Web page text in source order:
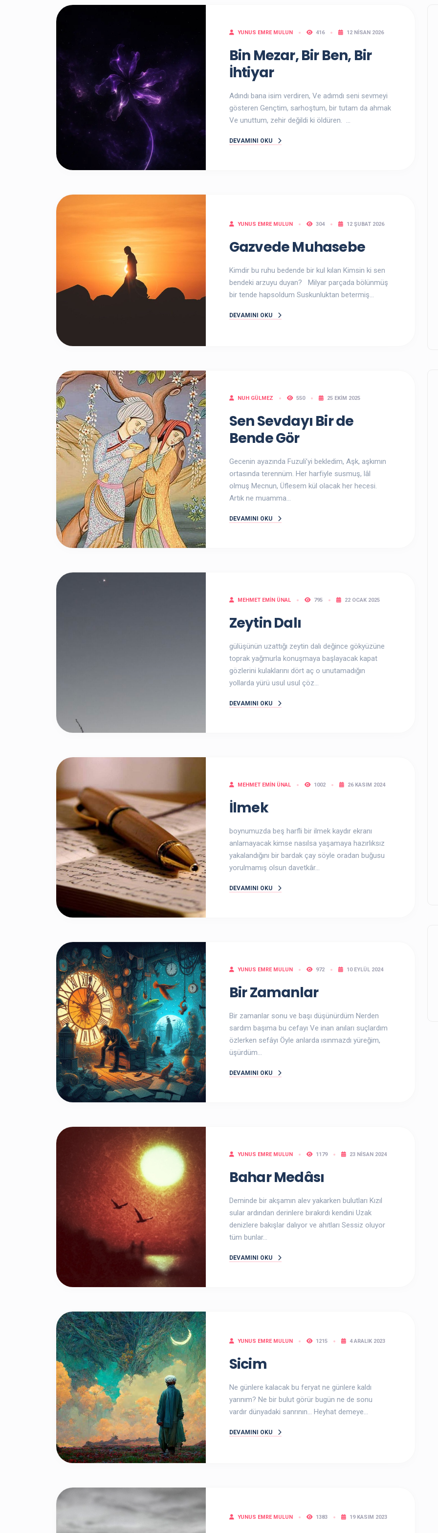
YUNUS EMRE MULUN 416 12 NISAN 2026
Bin Mezar, Bir Ben, Bir
İhtiyar
Adındı bana isim verdiren, Ve adımdı seni sevmeyi
gösteren Gençtim, sarhoştum, bir tutam da ahmak
Ve unuttum, zehir değildi ki öldüren. ...
DEVAMINI OKU
YUNUS EMRE MULUN 304 12 ŞUBAT 2026
Gazvede Muhasebe
Kimdir bu ruhu bedende bir kul kılan Kimsin ki sen
bendeki arzuyu duyan? Milyar parçada bölünmüş
bir tende hapsoldum Suskunluktan betermiş...
DEVAMINI OKU
NUH GÜLMEZ 550 25 EKIM 2025
Sen Sevdayı Bir de
Bende Gör
Gecenin ayazında Fuzuli’yi bekledim, Aşk, aşkımın
ortasında terennüm. Her harfiyle susmuş, lâl
olmuş Mecnun, Üflesem kül olacak her hecesi.
Artık ne muamma...
DEVAMINI OKU
MEHMET EMIN ÜNAL 795 22 OCAK 2025
Zeytin Dalı
gülüşünün uzattığı zeytin dalı değince gökyüzüne
toprak yağmurla konuşmaya başlayacak kapat
gözlerini kulaklarını dört aç o unutamadığın
yollarda yürü usul usul çöz...
DEVAMINI OKU
MEHMET EMIN ÜNAL 1002 26 KASIM 2024
İlmek
boynumuzda beş harfli bir ilmek kaydır ekranı
anlamayacak kimse nasılsa yaşamaya hazırlıksız
yakalandığını bir bardak çay söyle oradan buğusu
yorulmamış olsun davetkâr...
DEVAMINI OKU
YUNUS EMRE MULUN 972 10 EYLÜL 2024
Bir Zamanlar
Bir zamanlar sonu ve başı düşünürdüm Nerden
sardım başıma bu cefayı Ve inan anıları suçlardım
özlerken sefâyı Öyle anlarda ısınmazdı yüreğim,
üşürdüm...
DEVAMINI OKU
YUNUS EMRE MULUN 1179 23 NISAN 2024
Bahar Medâsı
Deminde bir akşamın alev yakarken bulutları Kızıl
sular ardından derinlere bırakırdı kendini Uzak
denizlere bakışlar dalıyor ve ahıtları Sessiz oluyor
tüm bunlar...
DEVAMINI OKU
YUNUS EMRE MULUN 1215 4 ARALIK 2023
Sicim
Ne günlere kalacak bu feryat ne günlere kaldı
yarınım? Ne bir bulut görür bugün ne de sonu
vardır dünyadaki sanrının… Heyhat demeye...
DEVAMINI OKU
YUNUS EMRE MULUN 1383 19 KASIM 2023